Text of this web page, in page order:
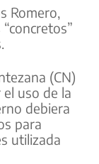
Romero,
(CN)
uso de la
debiera
para
utilizada